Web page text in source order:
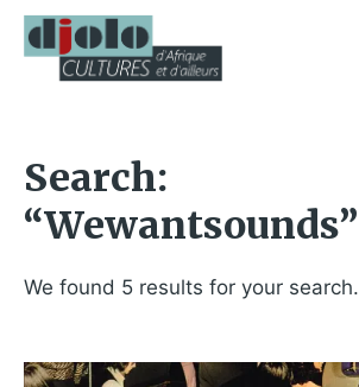
Search:
“Wewantsounds”
We found 5 results for your search.